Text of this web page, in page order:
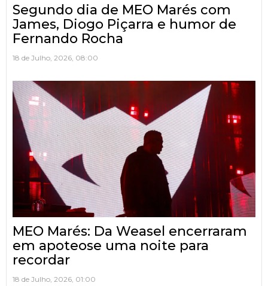
Segundo dia de MEO Marés com
James, Diogo Piçarra e humor de
Fernando Rocha
18 de Julho, 2026, 08:00
MEO Marés: Da Weasel encerraram
em apoteose uma noite para
recordar
18 de Julho, 2026, 01:00